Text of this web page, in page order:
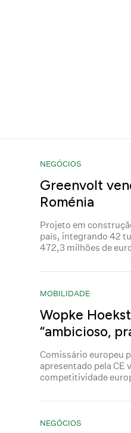
NEGÓCIOS
Greenvolt
Roménia
Projeto em
país, integrando 42
472,3 milhões de
MOBILIDADE
Wopke
“ambicioso,
Comissário europeu
apresentado pela CE
competitividade
NEGÓCIOS